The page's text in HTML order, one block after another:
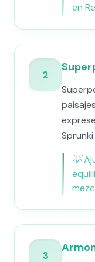
en
2
💡
3